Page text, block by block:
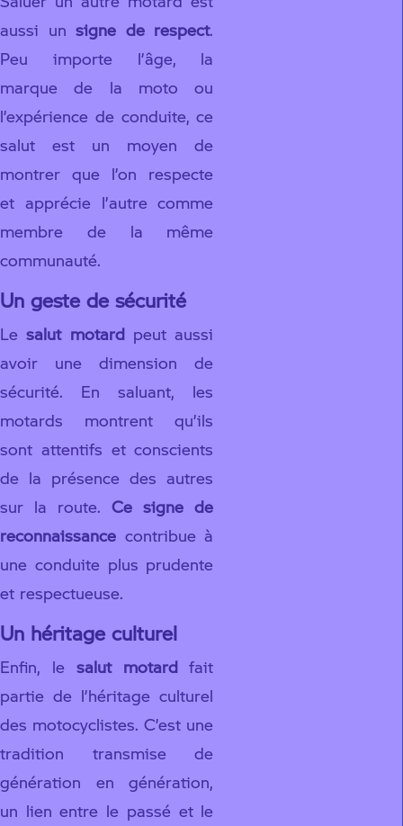
aussi unsigne de respect.
Peu importe l’âge, la
marque de la moto ou
l’expérience de conduite, ce
salut est un moyen de
montrer que l’on respecte
et apprécie l’autre comme
membre de la même
communauté.
Un geste de sécurité
Lesalut motardpeut aussi
avoir une dimension de
sécurité. En saluant, les
motards montrent qu’ils
sont attentifs et conscients
de la présence des autres
sur la route.Ce signe de
reconnaissance contribue à
une conduite plus prudente
et respectueuse.
Un héritage culturel
Enfin, le salut motardfait
partie de l’héritage culturel
des motocyclistes. C’est une
tradition transmise de
génération en génération,
un lien entre le passé et le